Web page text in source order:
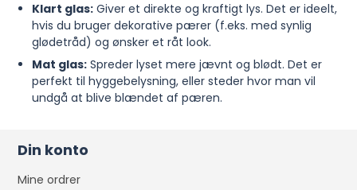
Klart glas:Giver et direkte og kraftigt lys. Det er ideelt,
hvis du bruger dekorative pærer (f.eks. med synlig
glødetråd) og ønsker et råt look.
Mat glas:Spreder lyset mere jævnt og blødt. Det er
perfekt til hyggebelysning, eller steder hvor man vil
undgå at blive blændet af pæren.
Din konto
Mine ordrer